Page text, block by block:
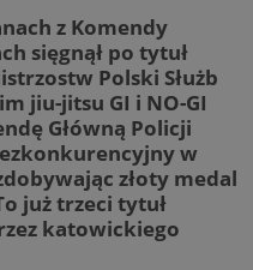
z Komendy
sięgnął po tytuł
Polski Służb
jiu-jitsu GI i NO-GI
Główną Policji
w
złoty medal
już trzeci tytuł
katowickiego